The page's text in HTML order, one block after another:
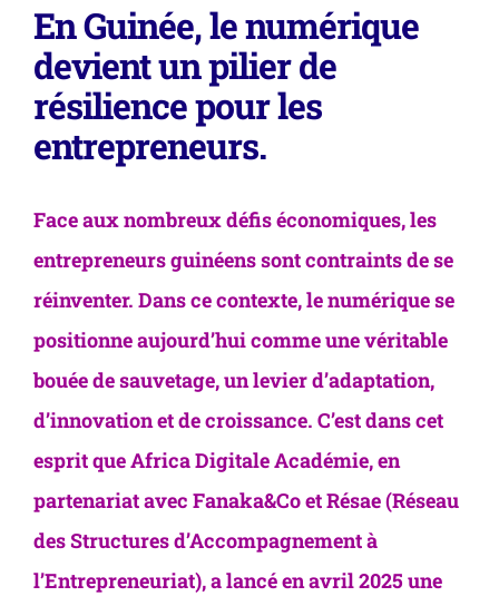
En Guinée, le numérique
devient un pilier de
résilience pour les
entrepreneurs.
Face aux nombreux défis économiques, les
entrepreneurs guinéens sont contraints de se
réinventer. Dans ce contexte, le numérique se
positionne aujourd’hui comme une véritable
bouée de sauvetage, un levier d’adaptation,
d’innovation et de croissance. C’est dans cet
esprit queAfrica Digitale Académie, en
partenariat avec Fanaka&CoetRésae (Réseau
des Structures d’Accompagnement à
l’Entrepreneuriat), a lancé en avril 2025 une